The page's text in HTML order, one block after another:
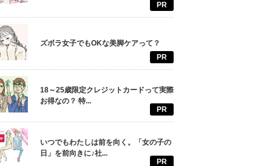
PR
ズボラ女子でもOKな美脚ケアって？
PR
18～25歳限定クレジットカードって実際
お得なの？ 特...
PR
いつでもわたしは前を向く。「女の子の
日」を前向きに♪社...
PR